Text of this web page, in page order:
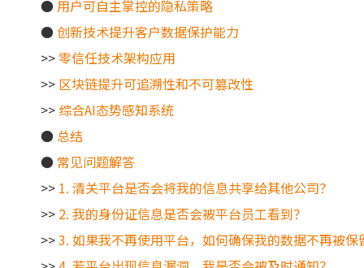
● 用户可自主掌控的隐私策略
● 创新技术提升客户数据保护能力
>>零信任技术架构应用
>> 区块链提升可追溯性和不可篡改性
>>综合AI态势感知系统
● 总结
● 常见问题解答
>> 1. 清关平台是否会将我的信息共享给其他公司？
>> 2. 我的身份证信息是否会被平台员工看到？
>>3. 如果我不再使用平台，如何确保我的数据不再被保